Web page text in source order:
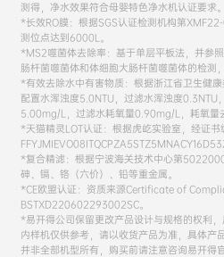
测得，净水效果符合母婴特色净水机认证要求。
*长效RO膜：根据SGS认证检测机构第
测位点达到6000L。
*MS2噬菌体去除率：基于单层平板法，并参
肠杆菌噬菌体和体细胞大肠杆菌噬菌体的检测
*有效去除水中有害物质：根据浙江省卫生健
配置水浑浊度5.0NTU，过滤水浑浊度0.3NTU
5.00mg/L，过滤水耗氧量0.90mg/L，耗氧量
*天猫精灵LOT认证：根据虎屹实验室，经证
*复合精滤：根据宁波海关技术中心第
砷、镉、铬（六价）、铅等重金属。
*CE欧盟认证：资质来源Certificate of
BSTXD220602293002SC。
*易开得公司保留更改产品设计与规格的权利
内样机仅供参考，请以收货产品为准，具体产
并非全部机型所有，购买前请注意咨询易开得